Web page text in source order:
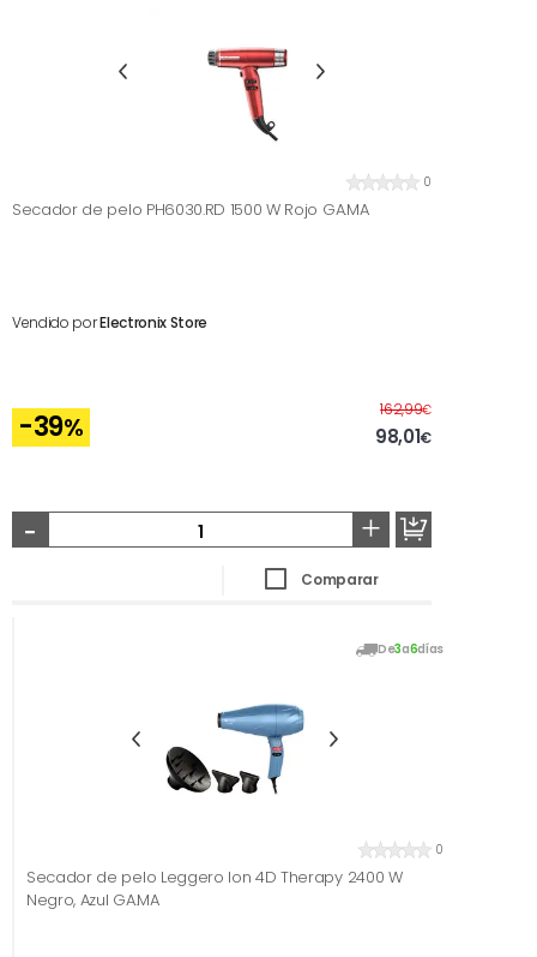
0
Secador de pelo PH6030.RD 1500 W Rojo GA.MA
Vendido porElectronix Store
-39%
162,99€Antes
98,01€
- +
Comparar
De3a6días
0
Secador de pelo Leggero Ion 4D Therapy 2400 W
Negro, Azul GA.MA